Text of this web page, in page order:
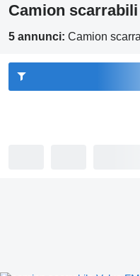
Camion scarrabili
5 annunci: Camion